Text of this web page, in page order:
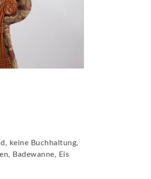
keine Buchhaltung,
Badewanne, Eis